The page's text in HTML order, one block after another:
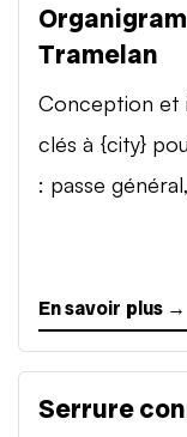
Tramelan
Conception et
clés à {city}
: passe
En savoir plus →
Serrure